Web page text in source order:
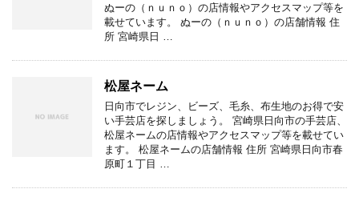
ぬーの（ｎｕｎｏ）の店情報やアクセスマップ等を
載せています。 ぬーの（ｎｕｎｏ）の店舗情報 住
所 宮崎県日 …
松屋ネーム
日向市でレジン、ビーズ、毛糸、布生地のお得で安
い手芸店を探しましょう。 宮崎県日向市の手芸店、
松屋ネームの店情報やアクセスマップ等を載せてい
ます。 松屋ネームの店舗情報 住所 宮崎県日向市春
原町１丁目 …